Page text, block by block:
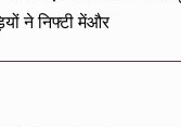
ने निफ्टी मेंऔर